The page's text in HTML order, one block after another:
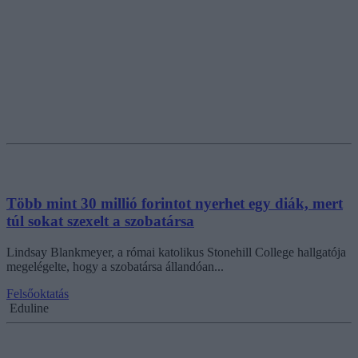
Több mint 30 millió forintot nyerhet egy diák, mert
túl sokat szexelt a szobatársa
Lindsay Blankmeyer, a római katolikus Stonehill College hallgatója
megelégelte, hogy a szobatársa állandóan...
Felsőoktatás
Eduline